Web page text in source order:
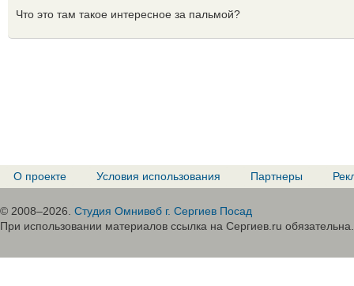
Что это там такое интересное за пальмой?
О проекте Условия использования Партнеры
© 2008–2026. Студия Омнивеб г. Сергиев Посад
При использовании материалов ссылка на Сергиев.ru обязательна.